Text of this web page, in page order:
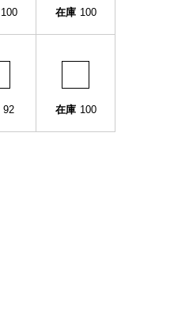
100 在庫 100
92 在庫 100